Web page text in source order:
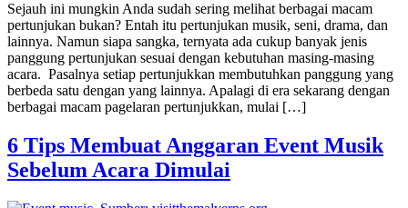
Sejauh ini mungkin Anda sudah sering melihat berbagai macam
pertunjukan bukan? Entah itu pertunjukan musik, seni, drama, dan
lainnya. Namun siapa sangka, ternyata ada cukup banyak jenis
panggung pertunjukan sesuai dengan kebutuhan masing-masing
acara. Pasalnya setiap pertunjukkan membutuhkan panggung yang
berbeda satu dengan yang lainnya. Apalagi di era sekarang dengan
berbagai macam pagelaran pertunjukkan, mulai […]
6 Tips Membuat Anggaran Event Musik
Sebelum Acara Dimulai